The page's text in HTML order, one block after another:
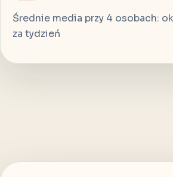
Średnie media przy 4 osobach:
za tydzień